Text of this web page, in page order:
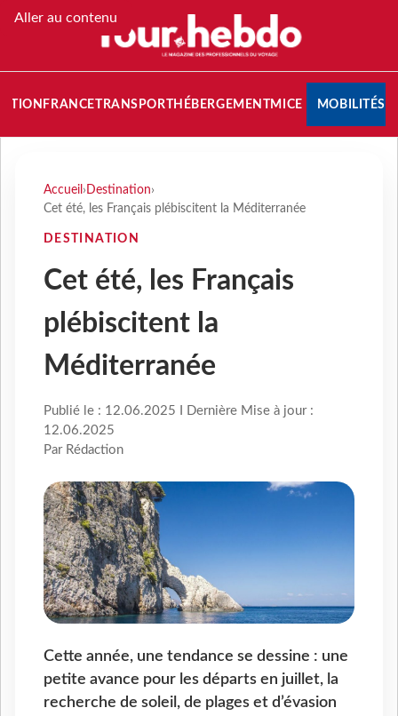
Aller au contenu
FRANCETRANSPORT HÉBERGEMENTMICE MOBILITÉS
Accueil › Destination›
Cet été, les Français plébiscitent la Méditerranée
DESTINATION
Cet été, les Français
plébiscitent la
Méditerranée
Publié le : 12.06.2025 I Dernière Mise à jour :
12.06.2025
Par Rédaction
Cette année, une tendance se dessine : une
petite avance pour les départs en juillet, la
recherche de soleil, de plages et d’évasion